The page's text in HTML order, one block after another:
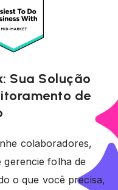
Sua Solução
de
colaboradores,
gerencie folha de
o que você precisa,